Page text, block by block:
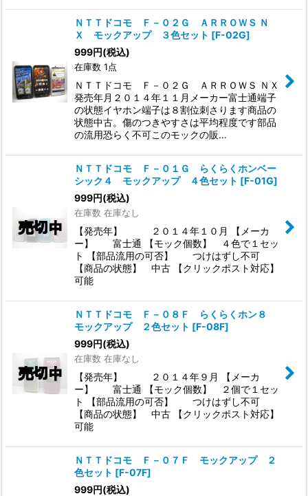
ＮＴＴドコモ Ｆ－０２Ｇ ＡＲＲＯＷＳ Ｎ
Ｘ モックアップ ３色セット [F-02G]
999円(税込)
在庫数 1点
ＮＴＴドコモ Ｆ－０２Ｇ ＡＲＲＯＷＳ ＮＸ
発売年月２０１４年１１月メーカー富士通端子
の状態イヤホン端子は８割位刺さります商品の
状態中古。傷のつきやすさは平均程度です部品
の流用恐らく不可このモックの販…
ＮＴＴドコモ Ｆ－０１Ｇ らくらくホンベー
シック４ モックアップ ４色セット [F-01G]
999円(税込)
在庫数 在庫なし
【発売年】 ２０１４年１０月 【メーカ
ー】 富士通 【モック個数】 ４色で１セッ
ト 【部品流用の可否】 つけはずし不可
【商品の状態】 中古 【クリックポスト対応】
可能
ＮＴＴドコモ Ｆ－０８Ｆ らくらくホン８
モックアップ ２色セット [F-08F]
999円(税込)
在庫数 在庫なし
【発売年】 ２０１４年９月 【メーカ
ー】 富士通 【モック個数】 ２個で１セッ
ト 【部品流用の可否】 つけはずし不可
【商品の状態】 中古 【クリックポスト対応】
可能
ＮＴＴドコモ Ｆ－０７Ｆ モックアップ ２
色セット [F-07F]
999円(税込)